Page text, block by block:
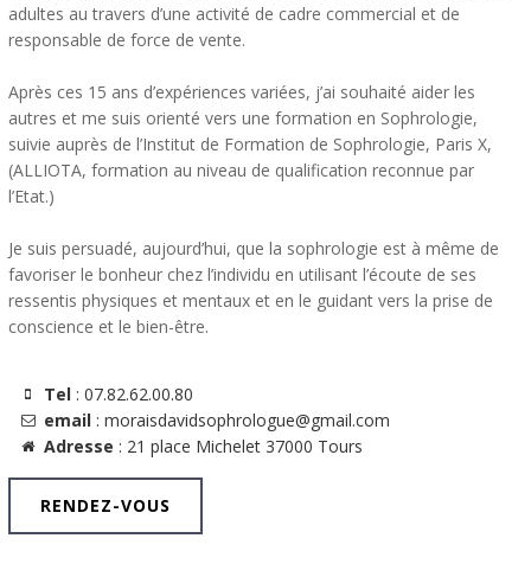
adultes au travers d’une activité de cadre commercial et de
responsable de force de vente.
Après ces 15 ans d’expériences variées, j’ai souhaité aider les
autres et me suis orienté vers une formation en Sophrologie,
suivie auprès de l’Institut de Formation de Sophrologie, Paris X,
(ALLIOTA, formation au niveau de qualification reconnue par
l’Etat.)
Je suis persuadé, aujourd’hui, que la sophrologie est à même de
favoriser le bonheur chez l’individu en utilisant l’écoute de ses
ressentis physiques et mentaux et en le guidant vers la prise de
conscience et le bien-être.
Tel: 07.82.62.00.80
email: moraisdavidsophrologue@gmail.com
Adresse : 21 place Michelet 37000 Tours
RENDEZ-VOUS